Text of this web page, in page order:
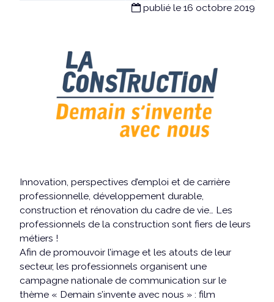
publié le 16 octobre 2019
Innovation, perspectives d’emploi et de carrière
professionnelle, développement durable,
construction et rénovation du cadre de vie… Les
professionnels de la construction sont fiers de leurs
métiers !
Afin de promouvoir l’image et les atouts de leur
secteur, les professionnels organisent une
campagne nationale de communication sur le
thème « Demain s’invente avec nous » : film